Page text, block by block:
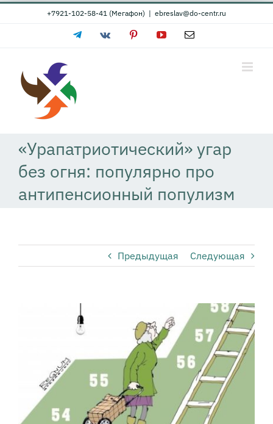
Skip
+7921-102-58-41 (Мегафон) | ebreslav@do-centr.ru
TelegramVk PinterestYouTubeEmail
«Урапатриотический» угар
без огня: популярно про
антипенсионный популизм
Предыдущая Следующая